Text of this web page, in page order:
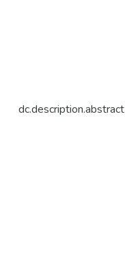
dc.description.abstract